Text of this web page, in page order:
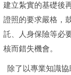
建立紮實的基礎後
證照的要求嚴格，
託、人身保險等必
核而錯失機會。
除了以專業知識